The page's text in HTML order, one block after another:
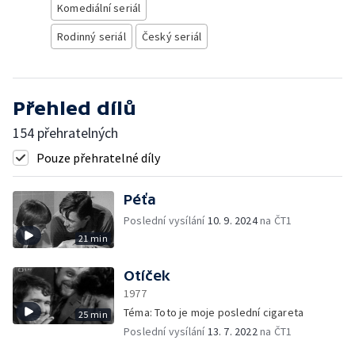
Komediální seriál
Rodinný seriál
Český seriál
Přehled dílů
154 přehratelných
Pouze přehratelné díly
21 min
Péťa
Poslední vysílání10. 9. 2024na ČT1
25 min
Otíček
1977
Téma: Toto je moje poslední cigareta
Poslední vysílání13. 7. 2022na ČT1